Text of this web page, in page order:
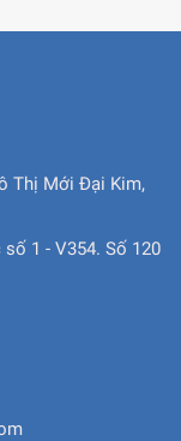
Thị Mới Đại Kim,
số 1 - V354. Số 120